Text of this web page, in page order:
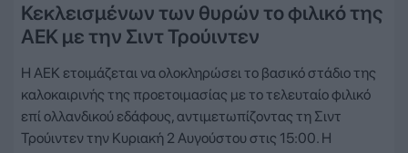
Κεκλεισμένων των θυρών το φιλικό της
ΑΕΚ με την Σιντ Τρούιντεν
Η ΑΕΚ ετοιμάζεται να ολοκληρώσει το βασικό στάδιο της
καλοκαιρινής της προετοιμασίας με το τελευταίο φιλικό
επί ολλανδικού εδάφους, αντιμετωπίζοντας τη Σιντ
Τρούιντεν την Κυριακή 2 Αυγούστου στις 15:00. Η